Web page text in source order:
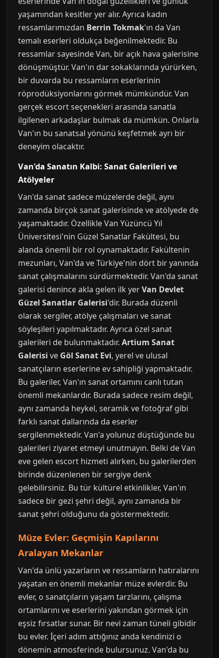
yaşamından kesitler yer alır. Ayrıca kadın
ressamlarımızdan Berrin Tokmak'ın da Van
temalı eserleri oldukça beğenilmektedir. Bu
ressamlar sayesinde Van, bir açık hava galerisine
dönüşmüştür. Van'ın dar sokaklarında yürürken,
bir duvarda bu ressamların eserlerinin
röprodüksiyonlarını görmek mümkündür. Van
gerçek escort seçenekleri arasında sanatla
ilgilenen arkadaşlar bulmak da mümkün. Onlarla
Van'ın bu sanatsal yönünü keşfetmek ayrı bir
deneyim olacaktır.
Van'da Sanatın Kalbi: Sanat Galerileri ve
Atölyeler
Van'da sanat sadece müzelerde değil, aynı
zamanda birçok sanat galerisinde ve atölyede de
yaşamaktadır. Özellikle Van Yüzüncü Yıl
Üniversitesi'nin Güzel Sanatlar Fakültesi, bu
alanda önemli bir rol oynamaktadır. Fakültenin
mezunları, Van'da ve Türkiye'nin dört bir yanında
sanat çalışmalarını sürdürmektedir. Van'da sanat
galerisi denince akla gelen ilk yerVan Devlet
Güzel Sanatlar Galerisi'dir. Burada düzenli
olarak sergiler, atölye çalışmaları ve sanat
söyleşileri yapılmaktadır. Ayrıca özel sanat
galerileri de bulunmaktadır. Artium Sanat
Galerisi ve Göl Sanat Evi, yerel ve ulusal
sanatçıların eserlerine ev sahipliği yapmaktadır.
Bu galeriler, Van'ın sanat ortamını canlı tutan
önemli mekanlardır. Burada sadece resim değil,
aynı zamanda heykel, seramik ve fotoğraf gibi
farklı sanat dallarında da eserler
sergilenmektedir. Van'a yolunuz düştüğünde bu
galerileri ziyaret etmeyi unutmayın. Belki de Van
eve gelen escort hizmeti alırken, bu galerilerden
birinde düzenlenen bir sergiye denk
gelebilirsiniz. Bu tür kültürel etkinlikler, Van'ın
sadece bir gezi şehri değil, aynı zamanda bir
sanat şehri olduğunu da göstermektedir.
Müze Evler: Geçmişin Kapılarını
Aralayan Mekanlar
Van'da ünlü yazarların ve ressamların hatıralarını
yaşatan en önemli mekanlar müze evlerdir. Bu
evler, o sanatçıların yaşam tarzlarını, çalışma
ortamlarını ve eserlerini yakından görmek için
eşsiz fırsatlar sunar. Bir nevi zaman tüneli gibidir
bu evler. İçeri adım attığınız anda kendinizi o
dönemin atmosferinde bulursunuz. Van'da bu